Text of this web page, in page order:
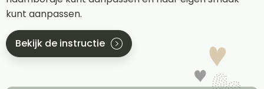
kunt aanpassen.
Bekijk de instructie